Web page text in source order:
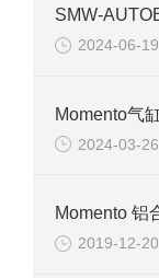
2024-06-19
2024-03-26
2019-12-20